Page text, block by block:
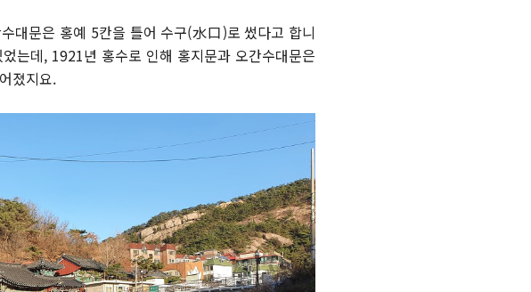
대문은 홍예 5칸을 틀어 수구(水口)로 썼다고 합니
는데, 1921년 홍수로 인해 홍지문과 오간수대문은
졌지요.